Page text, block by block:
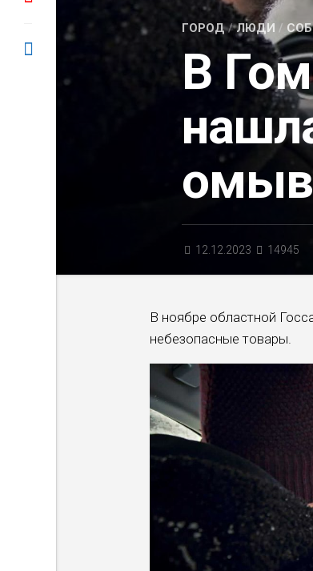
ГОРОД/ЛЮДИ /
В
12.12.2023 14945
В ноябре областной
небезопасные товары.